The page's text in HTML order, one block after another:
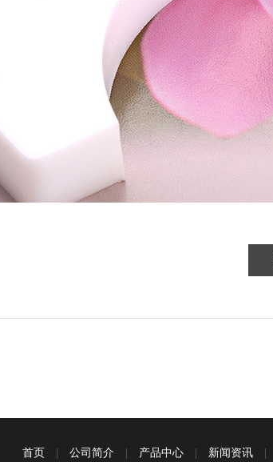
首页 公司简介 产品中心 新闻资讯